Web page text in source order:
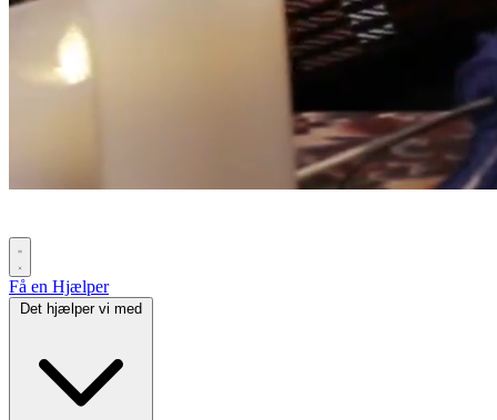
Få en Hjælper
Det hjælper vi med